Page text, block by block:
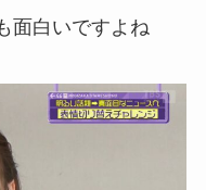
面白いですよね